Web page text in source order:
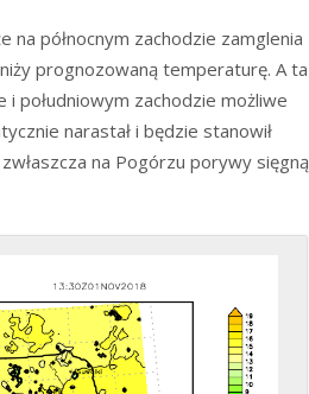
na północnym zachodzie zamglenia
prognozowaną temperaturę. A ta
południowym zachodzie możliwe
narastał i będzie stanowił
na Pogórzu porywy sięgną